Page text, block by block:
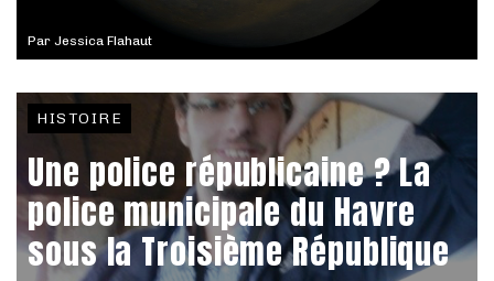
Par Jessica Flahaut
HISTOIRE
Une police républicaine ? La
police municipale du Havre
sous la Troisième République